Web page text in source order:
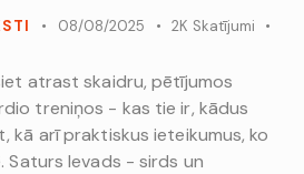
08/08/2025 2K Skatījumi
atrast skaidru, pētījumos
treniņos - kas tie ir, kādus
kā arī praktiskus ieteikumus, ko
Saturs Ievads - sirds un